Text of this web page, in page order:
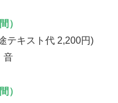
）
テキスト代 2,200円)
音
）